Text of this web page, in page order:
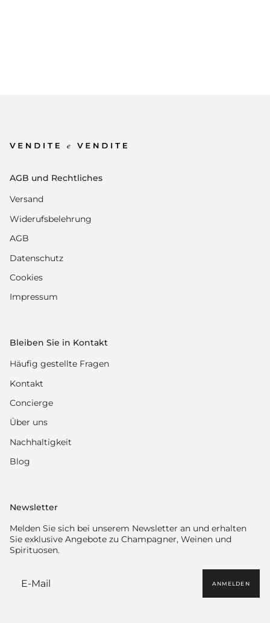
AGB und Rechtliches
Versand
Widerufsbelehrung
AGB
Datenschutz
Cookies
Impressum
Bleiben Sie in Kontakt
Häufig gestellte Fragen
Kontakt
Concierge
Über uns
Nachhaltigkeit
Blog
Newsletter
Melden Sie sich bei unserem Newsletter an und erhalten
Sie exklusive Angebote zu Champagner, Weinen und
Spirituosen.
ANMELDEN